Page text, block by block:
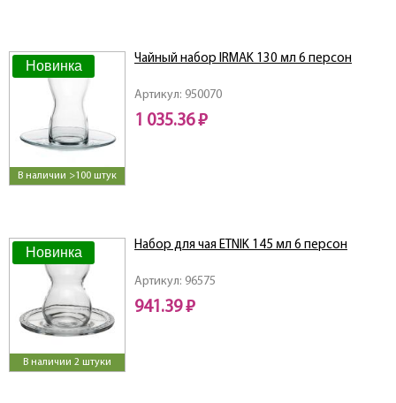
Новинка
В наличии >100 штук
Артикул: 950070
Чайный набор IRMAK 130 мл 6 персон
1 035.36 ₽
Новинка
В наличии 2 штуки
Артикул: 96575
Набор для чая ETNIK 145 мл 6 персон
941.39 ₽